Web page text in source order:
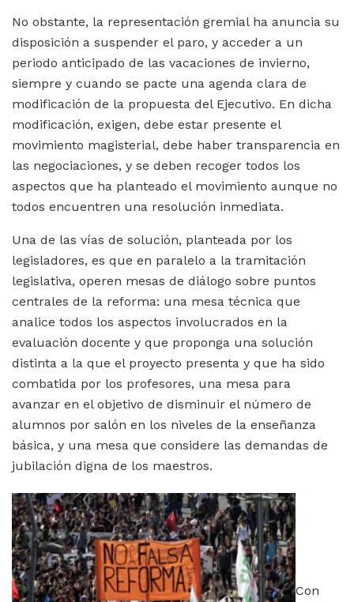
No obstante, la representación gremial ha anuncia su
disposición a suspender el paro, y acceder a un
periodo anticipado de las vacaciones de invierno,
siempre y cuando se pacte una agenda clara de
modificación de la propuesta del Ejecutivo. En dicha
modificación, exigen, debe estar presente el
movimiento magisterial, debe haber transparencia en
las negociaciones, y se deben recoger todos los
aspectos que ha planteado el movimiento aunque no
todos encuentren una resolución inmediata.
Una de las vías de solución, planteada por los
legisladores, es que en paralelo a la tramitación
legislativa, operen mesas de diálogo sobre puntos
centrales de la reforma: una mesa técnica que
analice todos los aspectos involucrados en la
evaluación docente y que proponga una solución
distinta a la que el proyecto presenta y que ha sido
combatida por los profesores, una mesa para
avanzar en el objetivo de disminuir el número de
alumnos por salón en los niveles de la enseñanza
básica, y una mesa que considere las demandas de
jubilación digna de los maestros.
Con